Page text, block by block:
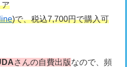
ア
)で、税込7,700円で購入可
さんの自費出版なので、頻